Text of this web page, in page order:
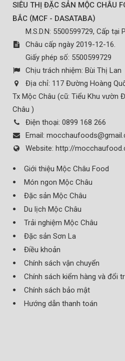
SIÊU THỊ ĐẶC SẢN MỘC CHÂU
BẮC (MCF - DASATABA)
M.S.D.N: 5500599729, Cấp tại
Châu cấp ngày 2019-12-16.
Giấy phép số: 5500599729
Chịu trách nhiệm: Bùi Thị Lan
Địa chỉ: 117 Đường Hoàng
Tx Mộc Châu (cũ: Tiểu Khu vườn
Châu )
Điện thoại: 0899 168 266
Email:
Website: http://
Giới thiệu Mộc Châu Food
Món ngon Mộc Châu
Đặc sản Mộc Châu
Du lịch Mộc Châu
Trải nghiệm Mộc Châu
Đặc sản Sơn La
Điều khoản
Chính sách vận chuyển
Chính sách kiểm hàng và đổi
Chính sách bảo mật
Hướng dẫn thanh toán